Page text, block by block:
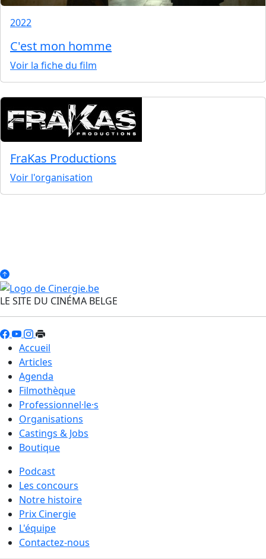
2022
C'est mon homme
Voir la fiche du film
FraKas Productions
Voir l'organisation
LE SITE DU CINÉMA BELGE
Accueil
Articles
Agenda
Filmothèque
Professionnel·le·s
Organisations
Castings & Jobs
Boutique
Podcast
Les concours
Notre histoire
Prix Cinergie
L'équipe
Contactez-nous